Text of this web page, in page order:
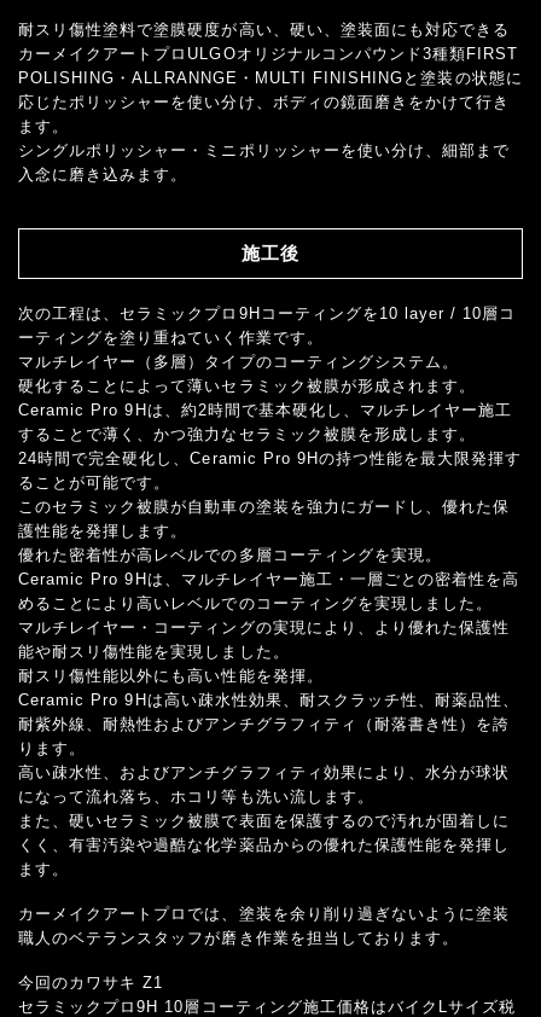
耐スリ傷性塗料で塗膜硬度が高い、硬い、塗装面にも対応できる
カーメイクアートプロULGOオリジナルコンパウンド3種類FIRST
POLISHING・ALLRANNGE・MULTI FINISHINGと塗装の状態に
応じたポリッシャーを使い分け、ボディの鏡面磨きをかけて行き
ます。
シングルポリッシャー・ミニポリッシャーを使い分け、細部まで
入念に磨き込みます。
施工後
次の工程は、セラミックプロ9Hコーティングを10 layer / 10層コ
ーティングを塗り重ねていく作業です。
マルチレイヤー（多層）タイプのコーティングシステム。
硬化することによって薄いセラミック被膜が形成されます。
Ceramic Pro 9Hは、約2時間で基本硬化し、マルチレイヤー施工
することで薄く、かつ強力なセラミック被膜を形成します。
24時間で完全硬化し、Ceramic Pro 9Hの持つ性能を最大限発揮す
ることが可能です。
このセラミック被膜が自動車の塗装を強力にガードし、優れた保
護性能を発揮します。
優れた密着性が高レベルでの多層コーティングを実現。
Ceramic Pro 9Hは、マルチレイヤー施工・一層ごとの密着性を高
めることにより高いレベルでのコーティングを実現しました。
マルチレイヤー・コーティングの実現により、より優れた保護性
能や耐スリ傷性能を実現しました。
耐スリ傷性能以外にも高い性能を発揮。
Ceramic Pro 9Hは高い疎水性効果、耐スクラッチ性、耐薬品性、
耐紫外線、耐熱性およびアンチグラフィティ（耐落書き性）を誇
ります。
高い疎水性、およびアンチグラフィティ効果により、水分が球状
になって流れ落ち、ホコリ等も洗い流します。
また、硬いセラミック被膜で表面を保護するので汚れが固着しに
くく、有害汚染や過酷な化学薬品からの優れた保護性能を発揮し
ます。
カーメイクアートプロでは、塗装を余り削り過ぎないように塗装
職人のベテランスタッフが磨き作業を担当しております。
今回のカワサキ Z1
セラミックプロ9H 10層コーティング施工価格はバイクLサイズ税